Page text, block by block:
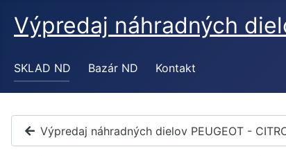
Výpredaj náhradných
SKLAD ND Bazár ND Kontakt
Výpredaj náhradných dielov PEUGEOT -